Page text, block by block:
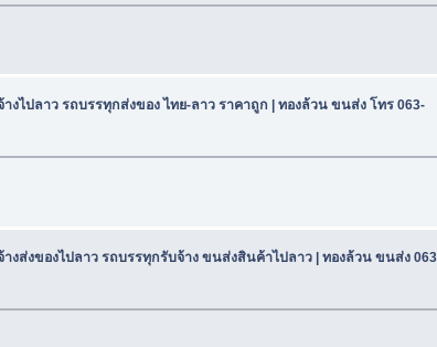
างไปลาว รถบรรทุกส่งของ ไทย-ลาว ราคาถูก | ทองล้วน ขนส่ง โทร 063-
างส่งของไปลาว รถบรรทุกรับจ้าง ขนส่งสินค้าไปลาว | ทองล้วน ขนส่ง